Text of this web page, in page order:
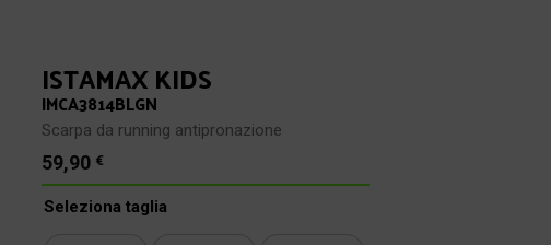
ISTAMAX KIDS
IMCA3814BLGN
Scarpa da running antipronazione
59,90 €
Seleziona taglia